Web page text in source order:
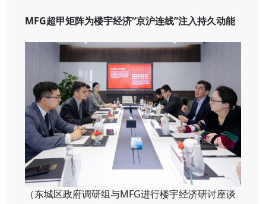
MFG超甲矩阵为楼宇经济“京沪连线”注入持久动能
（东城区政府调研组与MFG进行楼宇经济研讨座谈